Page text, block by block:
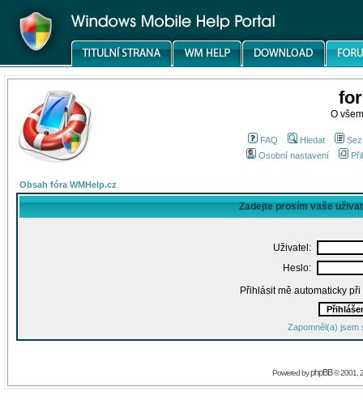
O
FAQ Hledat
Osobní nastavení
Obsah fóra WMHelp.cz
Zadejte prosím vaše
Uživatel:
Heslo:
Přihlásit mě automaticky
Zapomněl(a) jsem
Powered byphpBB© 2001,